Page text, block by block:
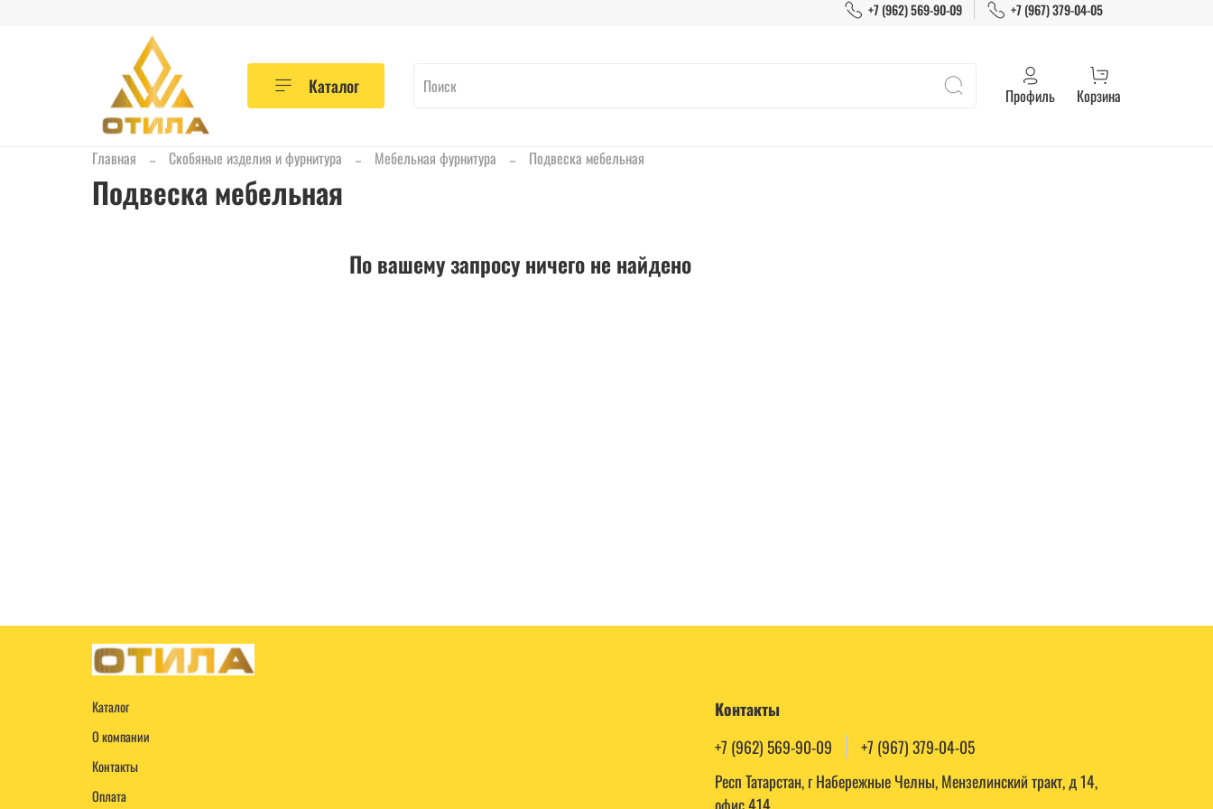
+7 (962) 569-90-09 +7 (967) 379-04-05
Каталог Профиль Корзина
Главная Скобяные изделия и фурнитура Мебельная фурнитура Подвеска мебельная
Подвеска мебельная
По вашему запросу ничего не найдено
Каталог
О компании
Контакты
Оплата
Контакты
+7 (962) 569-90-09
+7 (967) 379-04-05
Респ Татарстан, г Набережные Челны, Мензелинский тракт, д 14,
офис 414